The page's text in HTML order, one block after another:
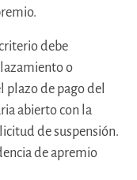
debe
o
de pago del
abierto con la
de suspensión.
de apremio